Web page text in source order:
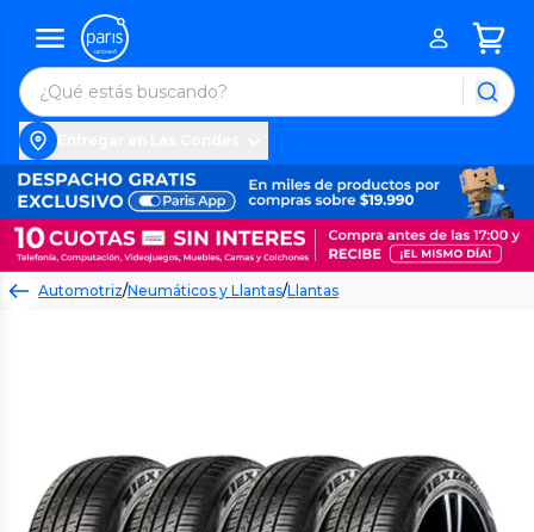
Automotriz/Neumáticos y Llantas/Llantas